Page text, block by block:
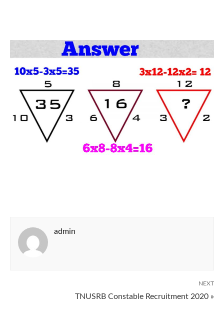
admin
NEXT
TNUSRB Constable Recruitment 2020 »